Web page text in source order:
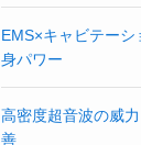
EMS×キャビテー
身パワー
高密度超音波の威
善